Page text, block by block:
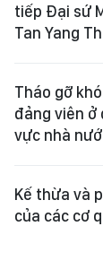
tiếp Đại sứ
Tan Yang
Tháo gỡ
đảng viên ở
vực nhà
Kế thừa và
của các cơ